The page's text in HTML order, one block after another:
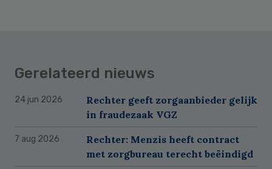
Gerelateerd nieuws
24 jun 2026
Rechter geeft zorgaanbieder gelijk
in fraudezaak VGZ
7 aug 2026
Rechter: Menzis heeft contract
met zorgbureau terecht beëindigd